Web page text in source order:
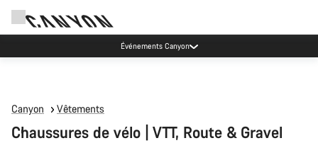
Événements Canyon
Canyon Vêtements
Chaussures de vélo | VTT, Route & Gravel